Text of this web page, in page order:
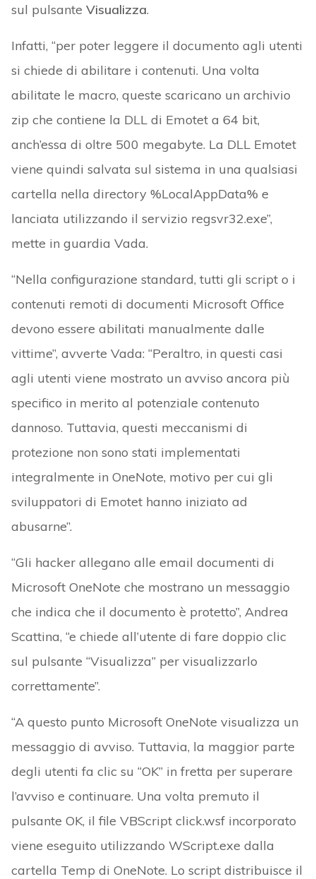
sul pulsante Visualizza.
Infatti, “per poter leggere il documento agli utenti
si chiede di abilitare i contenuti. Una volta
abilitate le macro, queste scaricano un archivio
zip che contiene la DLL di Emotet a 64 bit,
anch’essa di oltre 500 megabyte. La DLL Emotet
viene quindi salvata sul sistema in una qualsiasi
cartella nella directory %LocalAppData% e
lanciata utilizzando il servizio regsvr32.exe”,
mette in guardia Vada.
“Nella configurazione standard, tutti gli script o i
contenuti remoti di documenti Microsoft Office
devono essere abilitati manualmente dalle
vittime”, avverte Vada: “Peraltro, in questi casi
agli utenti viene mostrato un avviso ancora più
specifico in merito al potenziale contenuto
dannoso. Tuttavia, questi meccanismi di
protezione non sono stati implementati
integralmente in OneNote, motivo per cui gli
sviluppatori di Emotet hanno iniziato ad
abusarne”.
“Gli hacker allegano alle email documenti di
Microsoft OneNote che mostrano un messaggio
che indica che il documento è protetto”, Andrea
Scattina, “e chiede all’utente di fare doppio clic
sul pulsante “Visualizza” per visualizzarlo
correttamente”.
“A questo punto Microsoft OneNote visualizza un
messaggio di avviso. Tuttavia, la maggior parte
degli utenti fa clic su “OK” in fretta per superare
l’avviso e continuare. Una volta premuto il
pulsante OK, il file VBScript click.wsf incorporato
viene eseguito utilizzando WScript.exe dalla
cartella Temp di OneNote. Lo script distribuisce il